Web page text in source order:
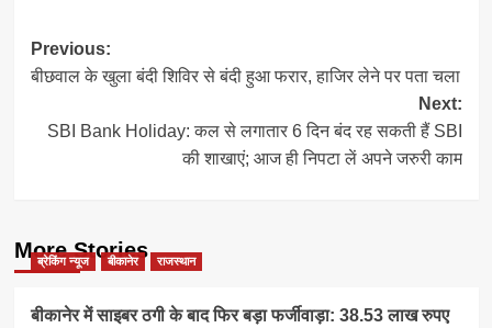
Post
navigation
Previous:
बीछवाल के खुला बंदी शिविर से बंदी हुआ फरार, हाजिर लेने पर पता चला
Next:
SBI Bank Holiday: कल से लगातार 6 दिन बंद रह सकती हैं SBI
की शाखाएं; आज ही निपटा लें अपने जरुरी काम
More Stories
ब्रेकिंग न्यूज बीकानेर राजस्थान
बीकानेर में साइबर ठगी के बाद फिर बड़ा फर्जीवाड़ा: 38.53 लाख रुपए